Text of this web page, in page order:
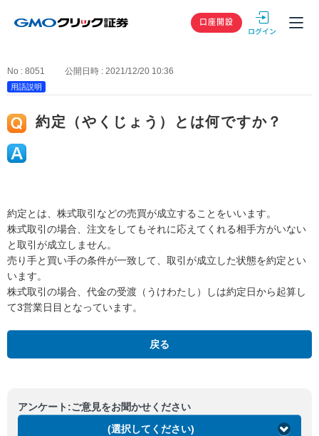
GMOクリック
口座開設
No : 8051 公開日時 : 2021/12/20 10:36
用語説明
約定（やくじょう）とは何ですか？
約定とは、株式取引などの売買が成立することをいいます。
株式取引の場合、注文をしてもそれに応えてくれる相手方がいない
と取引が成立しません。
売り手と買い手の条件が一致して、取引が成立した状態を約定とい
います。
株式取引の場合、代金の受渡（うけわたし）しは約定日から起算し
て3営業日目となっています。
戻る
アンケート:ご意見をお聞かせください
(選択してください)